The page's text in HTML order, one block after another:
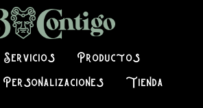
Servicios Productos
Personalizaciones Tienda